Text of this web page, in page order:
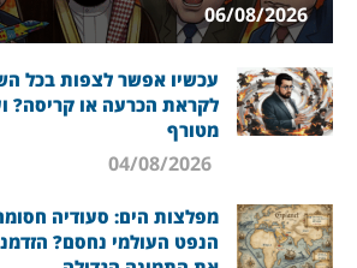
06/08/2026
עכשיו אפשר לצפות בכל
לקראת הכרעה או קריסה?
מטורף
מפלצות הים: סעודיה
הנפט העולמי נחסם?